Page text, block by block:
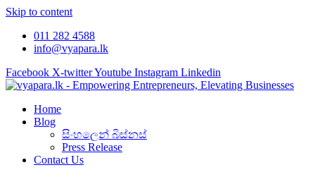
Skip to content
011 282 4588
info@vyapara.lk
Facebook X-twitterYoutube Instagram Linkedin
Home
Blog
සිංහලෙන් බිස්නස්
Press Release
Contact Us